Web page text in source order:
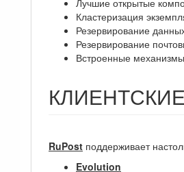
Лучшие открытые
Кластеризация
Резервирование
Резервирование
Встроенные
RuPost поддерживает
Evolution